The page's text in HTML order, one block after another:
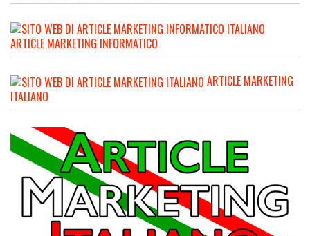
ARTICLE MARKETING INFORMATICO
ARTICLE MARKETING
ITALIANO